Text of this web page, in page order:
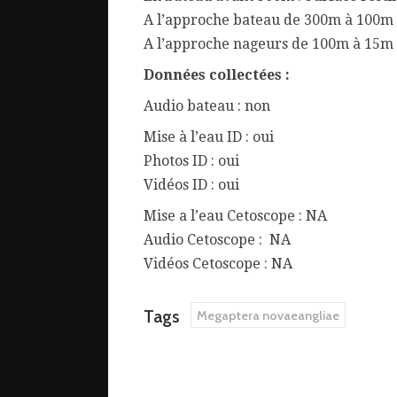
A l’approche bateau de 300m à 100m
A l’approche nageurs de 100m à 15m
Données collectées :
Audio bateau : non
Mise à l’eau ID : oui
Photos ID : oui
Vidéos ID : oui
Mise a l’eau Cetoscope : NA
Audio Cetoscope : NA
Vidéos Cetoscope : NA
Tags Megaptera novaeangliae